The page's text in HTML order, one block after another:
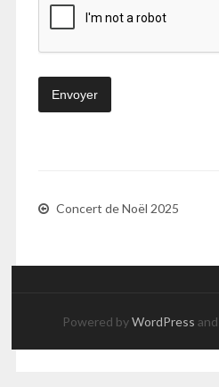
Concert de Noël 2025
Powered byWordPress and